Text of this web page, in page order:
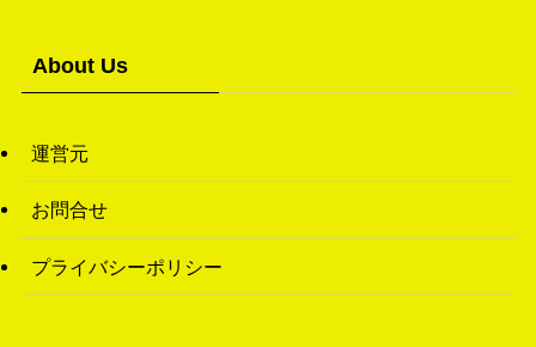
(26)
(46)
(49)
About Us
運営元
お問合せ
プライバシーポリシー